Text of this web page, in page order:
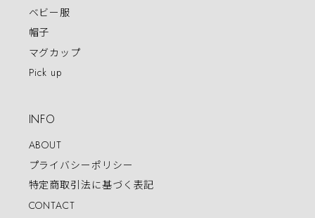
ベビー服
帽子
マグカップ
Pick up
INFO
ABOUT
プライバシーポリシー
特定商取引法に基づく表記
CONTACT